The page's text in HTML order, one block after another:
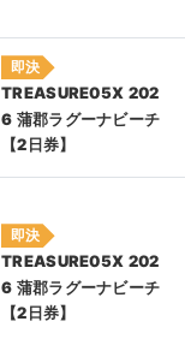
即決
TREASURE05X 202
6 蒲郡ラグーナビーチ
【2日券】
即決
TREASURE05X 202
6 蒲郡ラグーナビーチ
【2日券】